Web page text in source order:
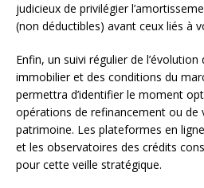
judicieux de privilégier
(non déductibles) avant ceux liés à
Enfin, un suivi régulier de
immobilier et des conditions du
permettra d’identifier le moment
opérations de refinancement ou de
patrimoine. Les plateformes en
et les observatoires des crédits
pour cette veille stratégique.